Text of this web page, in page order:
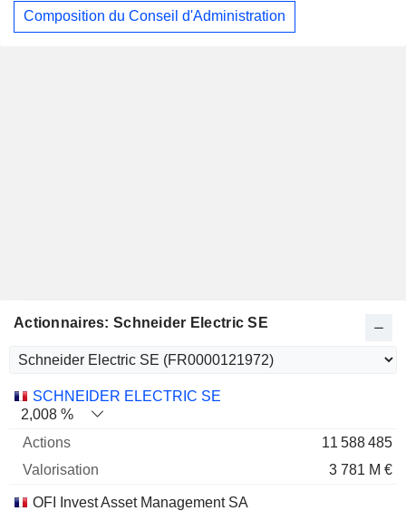
Composition du Conseil d'Administration
Actionnaires: Schneider Electric SE
Nom Actions % Valorisation
SCHNEIDER ELECTRIC SE
2,008 %
11 588 485
3 781 M €
OFI Invest Asset Management SA